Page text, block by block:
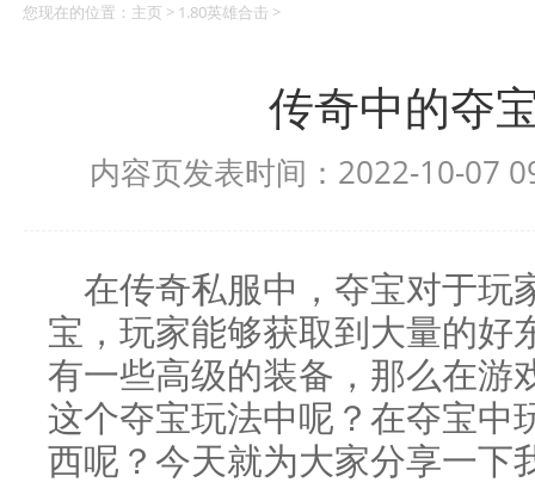
您现在的位置： 主页 > 1.80英雄合击 >
传奇中的夺
内容页发表时间：2022-10-07
在传奇私服中，夺宝对于玩
宝，玩家能够获取到大量的好
有一些高级的装备，那么在游
这个夺宝玩法中呢？在夺宝中
西呢？今天就为大家分享一下